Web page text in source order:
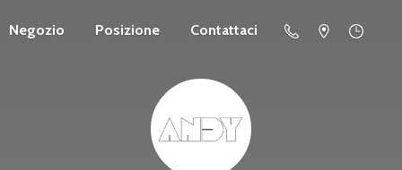
Negozio Posizione Contattaci